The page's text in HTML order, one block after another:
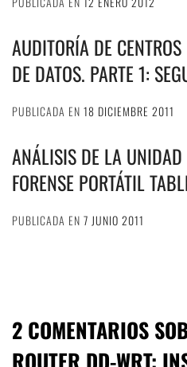
AUDITORÍA DE
DE DATOS. PARTE 1:
PUBLICADA EN 18 DICIEMBRE 2011
ANÁLISIS DE LA
FORENSE PORTÁTIL
PUBLICADA EN 7 JUNIO 2011
2 COMENTARIOS